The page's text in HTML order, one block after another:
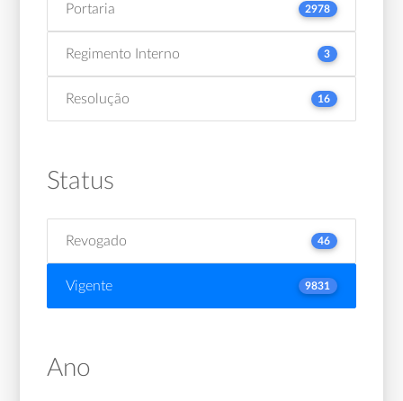
Portaria 2978
Regimento Interno 3
Resolução 16
Status
Revogado 46
Vigente 9831
Ano